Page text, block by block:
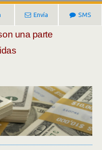
Envía SMS
una parte